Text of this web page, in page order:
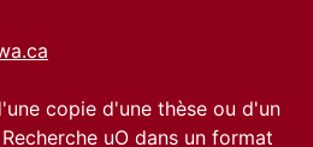
copie d'une thèse ou d'un
uO dans un format